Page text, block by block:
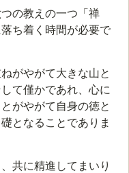
の教えの一つ「禅
ち着く時間が必要で
がやがて大きな山と
て僅かであれ、心に
がやがて自身の徳と
となることでありま
共に精進してまいり